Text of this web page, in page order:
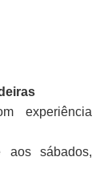
experiência
aos sábados,